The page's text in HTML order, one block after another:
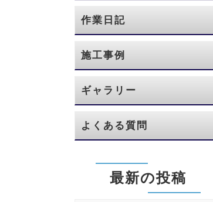
作業日記
施工事例
ギャラリー
よくある質問
最新の投稿